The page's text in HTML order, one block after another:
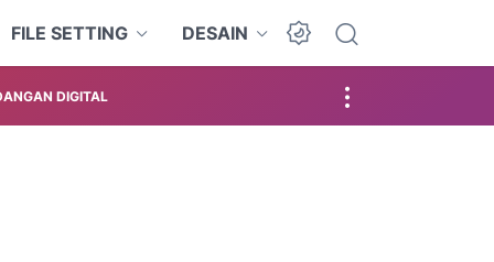
FILE SETTING DESAIN
DIGITAL